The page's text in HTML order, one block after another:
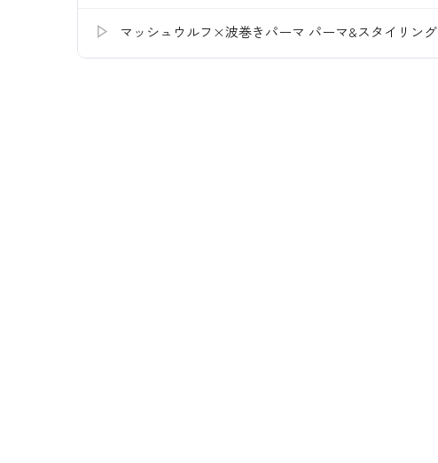
マッシュウルフ×波巻きパーマ パーマ&スタイリング